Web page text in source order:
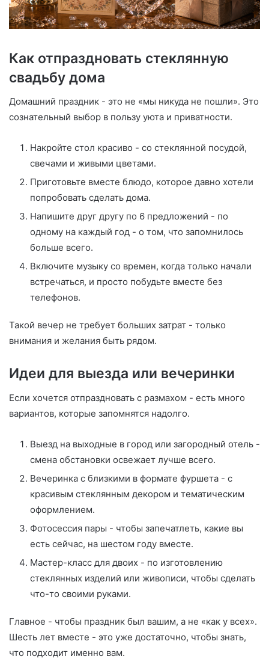
Как отпраздновать стеклянную
свадьбу дома
Домашний праздник - это не «мы никуда не пошли». Это
сознательный выбор в пользу уюта и приватности.
Накройте стол красиво - со стеклянной посудой,
свечами и живыми цветами.
Приготовьте вместе блюдо, которое давно хотели
попробовать сделать дома.
Напишите друг другу по 6 предложений - по
одному на каждый год - о том, что запомнилось
больше всего.
Включите музыку со времен, когда только начали
встречаться, и просто побудьте вместе без
телефонов.
Такой вечер не требует больших затрат - только
внимания и желания быть рядом.
Идеи для выезда или вечеринки
Если хочется отпраздновать с размахом - есть много
вариантов, которые запомнятся надолго.
Выезд на выходные в город или загородный отель -
смена обстановки освежает лучше всего.
Вечеринка с близкими в формате фуршета - с
красивым стеклянным декором и тематическим
оформлением.
Фотосессия пары - чтобы запечатлеть, какие вы
есть сейчас, на шестом году вместе.
Мастер-класс для двоих - по изготовлению
стеклянных изделий или живописи, чтобы сделать
что-то своими руками.
Главное - чтобы праздник был вашим, а не «как у всех».
Шесть лет вместе - это уже достаточно, чтобы знать,
что подходит именно вам.